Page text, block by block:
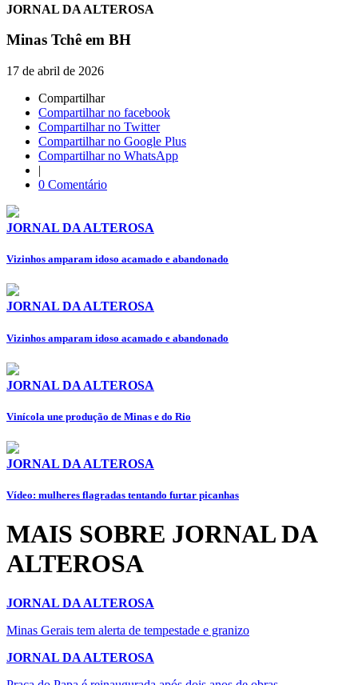
JORNAL DA ALTEROSA
Minas Tchê em BH
17 de abril de 2026
Compartilhar
Compartilhar no facebook
Compartilhar no Twitter
Compartilhar no Google Plus
Compartilhar no WhatsApp
|
0 Comentário
JORNAL DA ALTEROSA
Vizinhos amparam idoso acamado e abandonado
JORNAL DA ALTEROSA
Vizinhos amparam idoso acamado e abandonado
JORNAL DA ALTEROSA
Vinícola une produção de Minas e do Rio
JORNAL DA ALTEROSA
Vídeo: mulheres flagradas tentando furtar picanhas
MAIS SOBRE JORNAL DA
ALTEROSA
JORNAL DA ALTEROSA
Minas Gerais tem alerta de tempestade e granizo
JORNAL DA ALTEROSA